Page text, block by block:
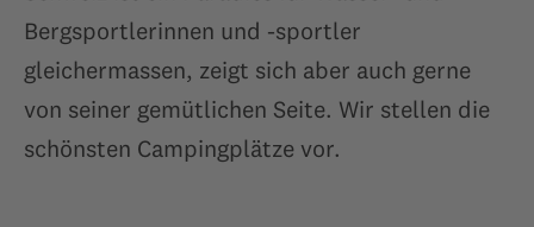
Bergsportlerinnen und -sportler
gleichermassen, zeigt sich aber auch gerne
von seiner gemütlichen Seite. Wir stellen die
schönsten Campingplätze vor.